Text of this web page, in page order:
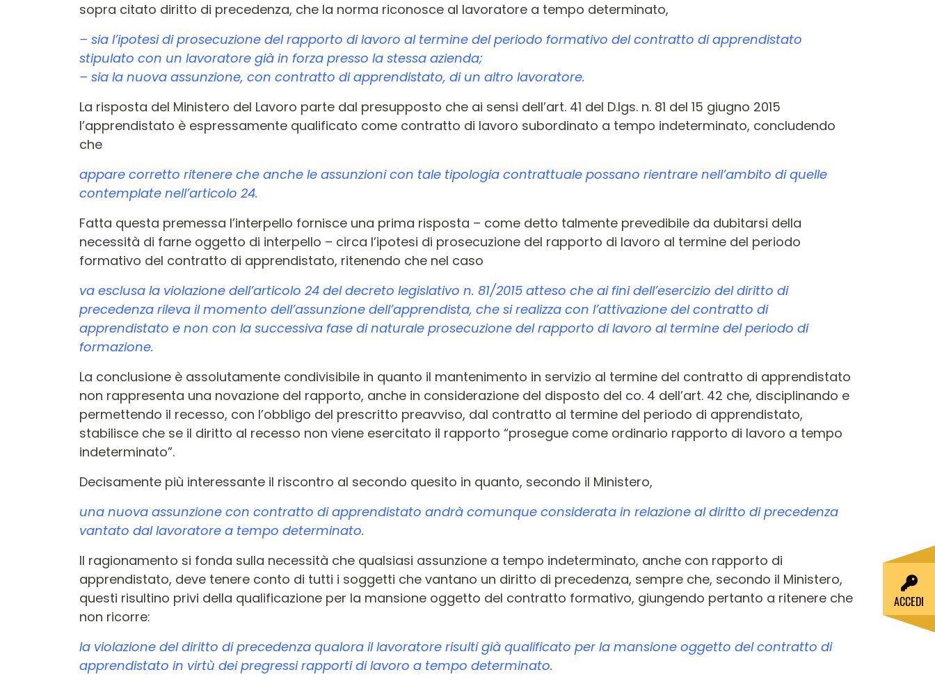
sopra citato diritto di precedenza, che la norma riconosce al lavoratore a tempo determinato,
– sia l’ipotesi di prosecuzione del rapporto di lavoro al termine del periodo formativo del contratto di apprendistato
stipulato con un lavoratore già in forza presso la stessa azienda;
– sia la nuova assunzione, con contratto di apprendistato, di un altro lavoratore.
La risposta del Ministero del Lavoro parte dal presupposto che ai sensi dell’art. 41 del D.lgs. n. 81 del 15 giugno 2015
l’apprendistato è espressamente qualificato come contratto di lavoro subordinato a tempo indeterminato, concludendo
che
appare corretto ritenere che anche le assunzioni con tale tipologia contrattuale possano rientrare nell’ambito di quelle
contemplate nell’articolo 24.
Fatta questa premessa l’interpello fornisce una prima risposta – come detto talmente prevedibile da dubitarsi della
necessità di farne oggetto di interpello – circa l’ipotesi di prosecuzione del rapporto di lavoro al termine del periodo
formativo del contratto di apprendistato, ritenendo che nel caso
va esclusa la violazione dell’articolo 24 del decreto legislativo n. 81/2015 atteso che ai fini dell’esercizio del diritto di
precedenza rileva il momento dell’assunzione dell’apprendista, che si realizza con l’attivazione del contratto di
apprendistato e non con la successiva fase di naturale prosecuzione del rapporto di lavoro al termine del periodo di
formazione.
La conclusione è assolutamente condivisibile in quanto il mantenimento in servizio al termine del contratto di apprendistato
non rappresenta una novazione del rapporto, anche in considerazione del disposto del co. 4 dell’art. 42 che, disciplinando e
permettendo il recesso, con l’obbligo del prescritto preavviso, dal contratto al termine del periodo di apprendistato,
stabilisce che se il diritto al recesso non viene esercitato il rapporto “prosegue come ordinario rapporto di lavoro a tempo
indeterminato”.
Decisamente più interessante il riscontro al secondo quesito in quanto, secondo il Ministero,
una nuova assunzione con contratto di apprendistato andrà comunque considerata in relazione al diritto di precedenza
vantato dal lavoratore a tempo determinato.
Il ragionamento si fonda sulla necessità che qualsiasi assunzione a tempo indeterminato, anche con rapporto di
apprendistato, deve tenere conto di tutti i soggetti che vantano un diritto di precedenza, sempre che, secondo il Ministero,
questi risultino privi della qualificazione per la mansione oggetto del contratto formativo, giungendo pertanto a ritenere che
non ricorre:
la violazione del diritto di precedenza qualora il lavoratore risulti già qualificato per la mansione oggetto del contratto di
apprendistato in virtù dei pregressi rapporti di lavoro a tempo determinato.
ACCEDI